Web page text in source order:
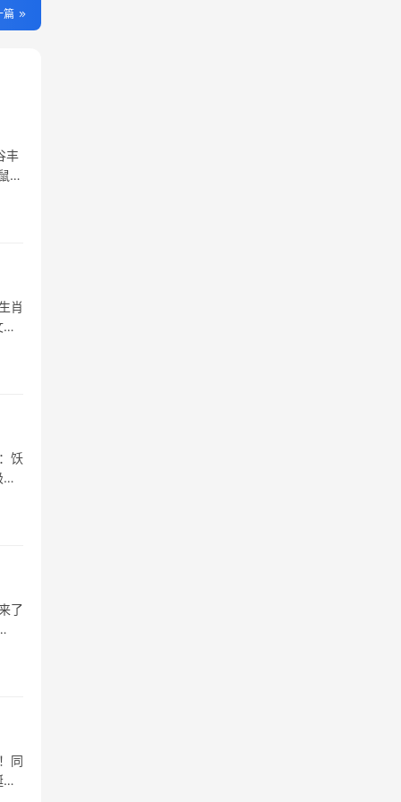
篇
丰
与
肖
饫
了
同